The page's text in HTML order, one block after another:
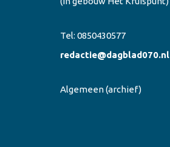
Tel: 0850430577
redactie@dagblad070.nl
Algemeen(archief)